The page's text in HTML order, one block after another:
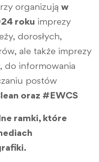
organizują w
roku imprezy
dorosłych,
ale także imprezy
do informowania
postów
oraz #EWCS
ramki, które